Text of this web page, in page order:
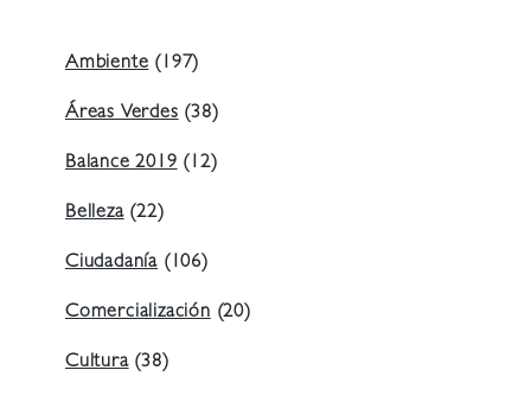
Ambiente(197)
Áreas Verdes(38)
Balance 2019(12)
Belleza(22)
Ciudadanía (106)
Comercialización(20)
Cultura(38)